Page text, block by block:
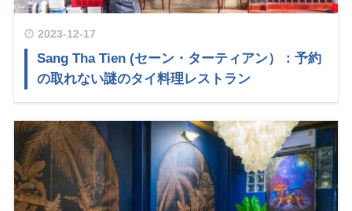
2023-12-17
Sang Tha Tien (セーン・ターティアン）：予約
の取れない謎のタイ料理レストラン